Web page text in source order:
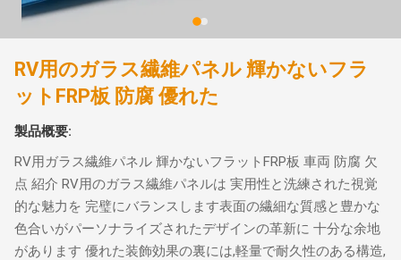
RV用のガラス繊維パネル 輝かないフラ
ットFRP板 防腐 優れた
製品概要:
RV用ガラス繊維パネル 輝かないフラットFRP板 車両 防腐 欠
点 紹介 RV用のガラス繊維パネルは 実用性と洗練された視覚
的な魅力を 完璧にバランスします表面の繊細な質感と豊かな
色合いがパーソナライズされたデザインの革新に 十分な余地
があります 優れた装飾効果の裏には,軽量で耐久性のある構造,